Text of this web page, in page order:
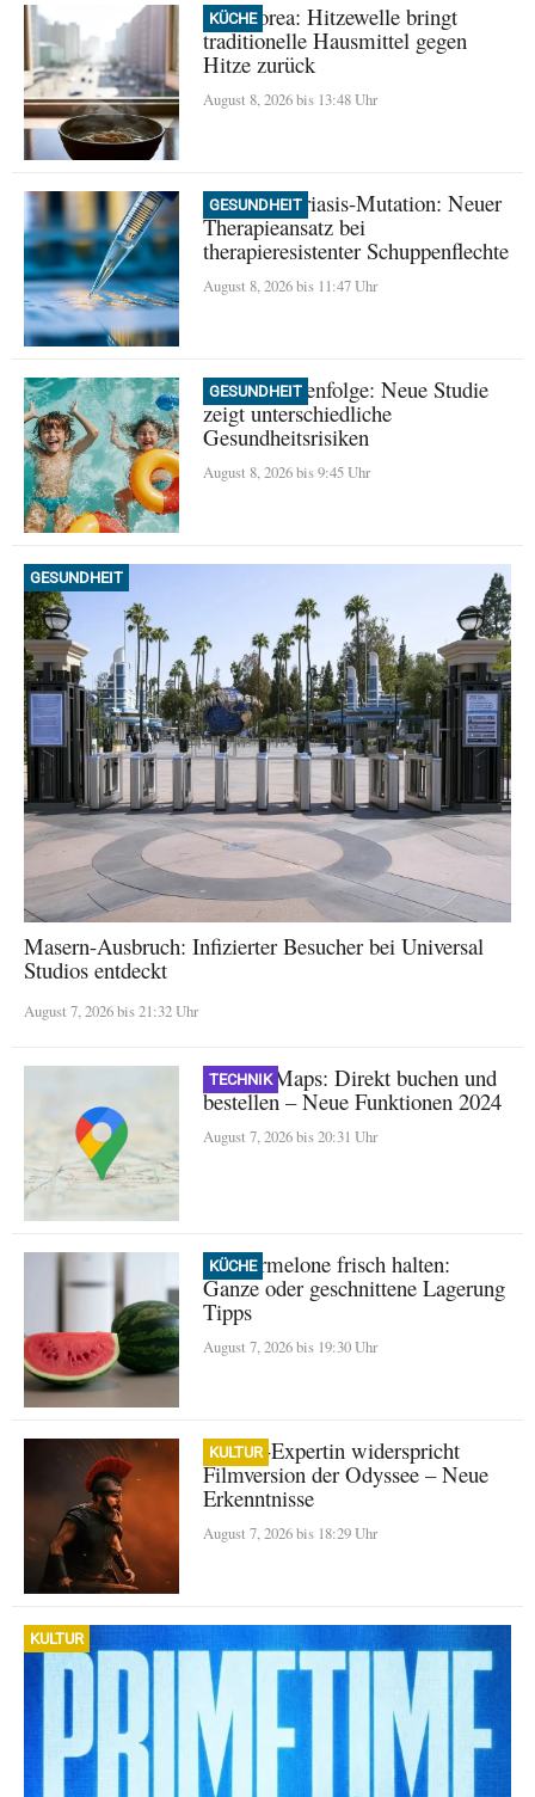
KÜCHE
Nordkorea: Hitzewelle bringt
traditionelle Hausmittel gegen
Hitze zurück
August 8, 2026 bis 13:48 Uhr
GESUNDHEIT
Seltene Psoriasis-Mutation: Neuer
Therapieansatz bei
therapieresistenter Schuppenflechte
August 8, 2026 bis 11:47 Uhr
GESUNDHEIT
Geburtsreihenfolge: Neue Studie
zeigt unterschiedliche
Gesundheitsrisiken
August 8, 2026 bis 9:45 Uhr
GESUNDHEIT
Masern-Ausbruch: Infizierter Besucher bei Universal
Studios entdeckt
August 7, 2026 bis 21:32 Uhr
TECHNIK
Google Maps: Direkt buchen und
bestellen – Neue Funktionen 2024
August 7, 2026 bis 20:31 Uhr
KÜCHE
Wassermelone frisch halten:
Ganze oder geschnittene Lagerung
Tipps
August 7, 2026 bis 19:30 Uhr
KULTUR
Homer-Expertin widerspricht
Filmversion der Odyssee – Neue
Erkenntnisse
August 7, 2026 bis 18:29 Uhr
KULTUR